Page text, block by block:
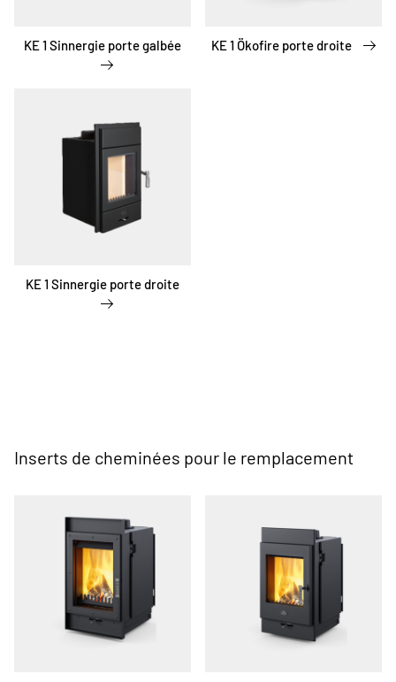
KE 1 Sinnergie porte galbée KE 1 Ökofire porte droite
KE 1 Sinnergie porte droite
Inserts de cheminées pour le remplacement